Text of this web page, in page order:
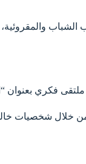
من خلال